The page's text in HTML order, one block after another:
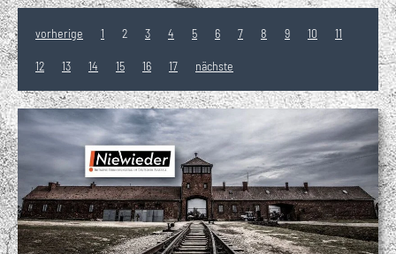
vorherige 1 2 3 4 5 6 7 8 9 10 11
12 13 14 15 16 17 nächste